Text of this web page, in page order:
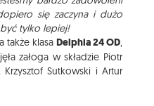
się zaczyna i dużo
tylko lepiej!
także klasa Delphia 24 OD,
załoga w składzie Piotr
Krzysztof Sutkowski i Artur